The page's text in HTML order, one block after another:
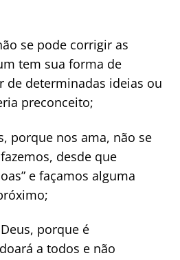
se pode corrigir as
tem sua forma de
de determinadas ideias ou
preconceito;
porque nos ama, não se
desde que
e façamos alguma
porque é
a todos e não